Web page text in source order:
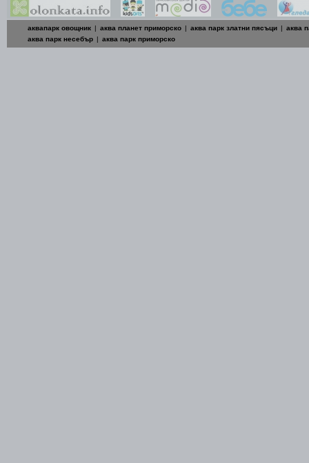
аквапарк овощник | аква планет приморско | аква парк златни пясъци | аква
аква парк несебър | аква парк приморско